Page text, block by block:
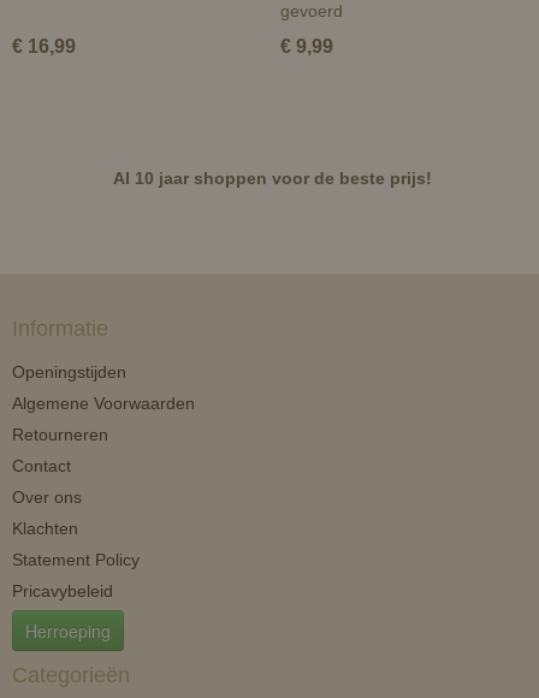
€ 16,99
gevoerd
€ 9,99
Al 10 jaar shoppen voor de beste prijs!
Informatie
Openingstijden
Algemene Voorwaarden
Retourneren
Contact
Over ons
Klachten
Statement Policy
Pricavybeleid
Herroeping
Categorieën